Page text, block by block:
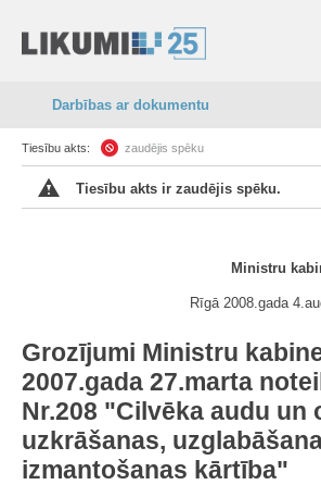
Darbības ar dokumentu
Tiesību akts: zaudējis spēku
Tiesību akts ir zaudējis spēku.
Ministru
Rīgā 2008.gada
Grozījumi Ministru
2007.gada 27.marta
Nr.208 "Cilvēka audu un
uzkrāšanas,
izmantošanas kārtība"